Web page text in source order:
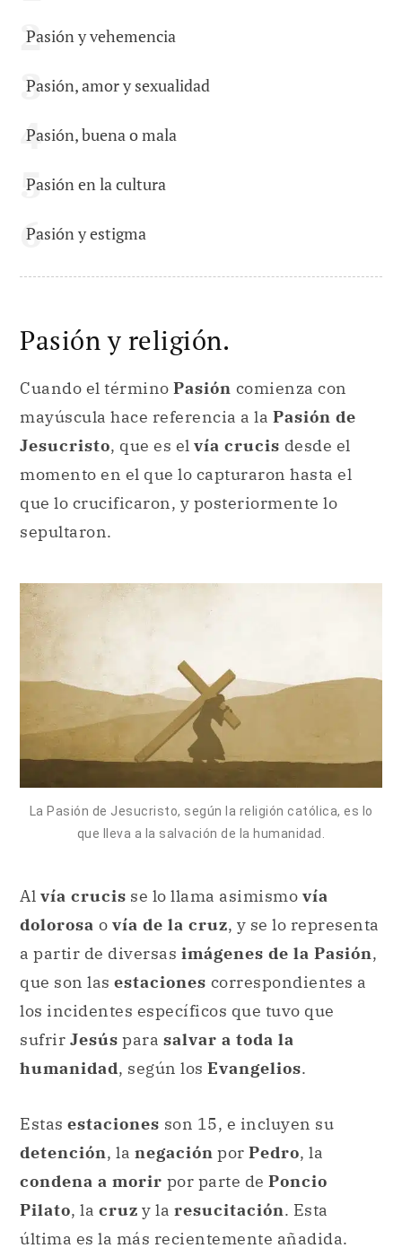
Pasión y vehemencia
Pasión, amor y sexualidad
Pasión, buena o mala
Pasión en la cultura
Pasión y estigma
Pasión y religión.
Cuando el término Pasión comienza con
mayúscula hace referencia a la Pasión de
Jesucristo, que es el vía crucis desde el
momento en el que lo capturaron hasta el
que lo crucificaron, y posteriormente lo
sepultaron.
La Pasión de Jesucristo, según la religión católica, es lo
que lleva a la salvación de la humanidad.
Al vía crucis se lo llama asimismo vía
dolorosa o vía de la cruz, y se lo representa
a partir de diversas imágenes de la Pasión,
que son las estaciones correspondientes a
los incidentes específicos que tuvo que
sufrir Jesús para salvar a toda la
humanidad, según los Evangelios.
Estas estaciones son 15, e incluyen su
detención, la negación por Pedro, la
condena a morir por parte de Poncio
Pilato, la cruz y la resucitación. Esta
última es la más recientemente añadida.